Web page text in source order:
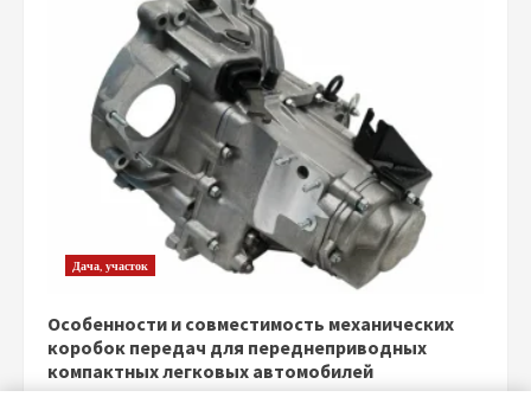
Дача, участок
Особенности и совместимость механических
коробок передач для переднеприводных
компактных легковых автомобилей